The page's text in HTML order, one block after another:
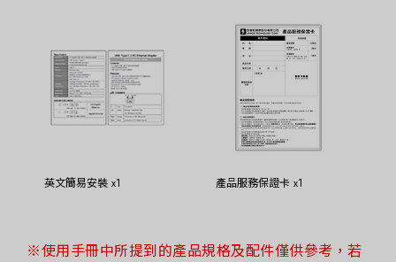
英文簡易安裝 x1 產品服務保證卡 x1
※使用手冊中所提到的產品規格及配件僅供參考，若